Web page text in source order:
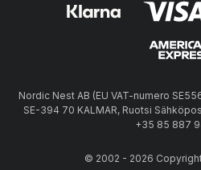
Nordic Nest AB (EU VAT-numero
SE-394 70 KALMAR, Ruotsi
+35 85 887
© 2002 - 2026